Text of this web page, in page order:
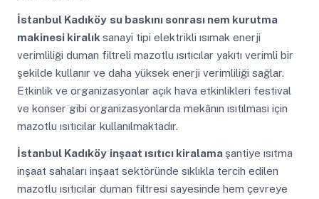
İstanbul Kadıköy su baskını sonrası nem kurutma
makinesi kiralık sanayi tipi elektrikli ısımak enerji
verimliliği duman filtreli mazotlu ısıtıcılar yakıtı verimli bir
şekilde kullanır ve daha yüksek enerji verimliliği sağlar.
Etkinlik ve organizasyonlar açık hava etkinlikleri festival
ve konser gibi organizasyonlarda mekânın ısıtılması için
mazotlu ısıtıcılar kullanılmaktadır.
İstanbul Kadıköy inşaat ısıtıcı kiralama şantiye ısıtma
inşaat sahaları inşaat sektöründe sıklıkla tercih edilen
mazotlu ısıtıcılar duman filtresi sayesinde hem çevreye